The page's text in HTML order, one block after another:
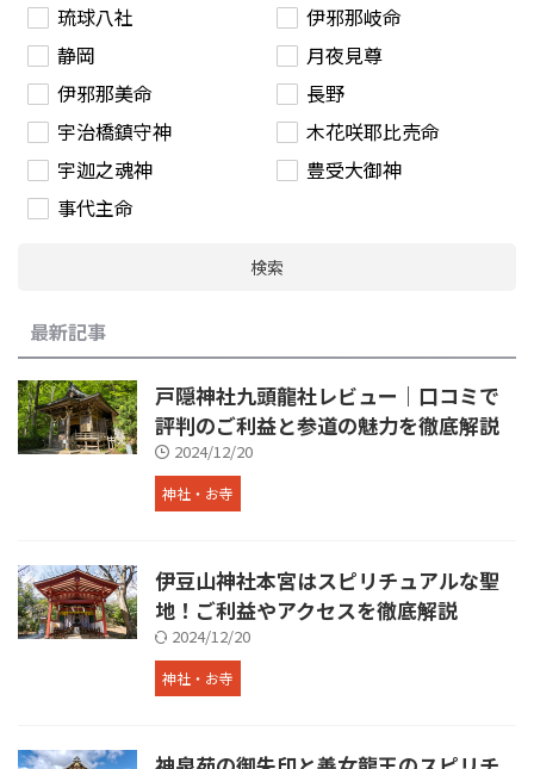
琉球八社
伊邪那岐命
静岡
月夜見尊
伊邪那美命
長野
宇治橋鎮守神
木花咲耶比売命
宇迦之魂神
豊受大御神
事代主命
検索
最新記事
戸隠神社九頭龍社レビュー｜口コミで
評判のご利益と参道の魅力を徹底解説
2024/12/20
神社・お寺
伊豆山神社本宮はスピリチュアルな聖
地！ご利益やアクセスを徹底解説
2024/12/20
神社・お寺